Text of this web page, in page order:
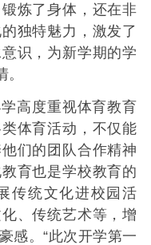
炼了身体，还在非
独特魅力，激发了
识，为新学期的学
高度重视体育教育
体育活动，不仅能
们的团队合作精神
育也是学校教育的
传统文化进校园活
、传统艺术等，增
感。“此次开学第一